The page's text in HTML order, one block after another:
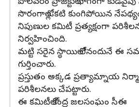
సొరంగాల్లో ఒకటి కుంగిపోయిన
నిపుణుల కమిటీ ప్రత్యక్షంగా
నిర్వహించింది.
మట్టి సరైన స్థాయిలో లేనందునే ఈ
గుర్తించారు.
ప్రస్తుతం అక్కడ ప్రత్యామ్నాయ
పరిశీలనలు చేపట్టారు.
ఈ కమిటీలో కేంద్ర జలసంఘం సీఈ